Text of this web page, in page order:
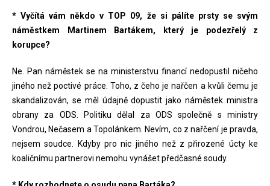
* Vyčítá vám někdo v TOP 09, že si pálíte prsty se svým
náměstkem Martinem Bartákem, který je podezřelý z
korupce?
Ne. Pan náměstek se na ministerstvu financí nedopustil ničeho
jiného než poctivé práce. Toho, z čeho je nařčen a kvůli čemu je
skandalizován, se měl údajně dopustit jako náměstek ministra
obrany za ODS. Politiku dělal za ODS společně s ministry
Vondrou, Nečasem a Topolánkem. Nevím, co z nařčení je pravda,
nejsem soudce. Kdyby pro nic jiného než z přirozené úcty ke
koaličnímu partnerovi nemohu vynášet předčasné soudy.